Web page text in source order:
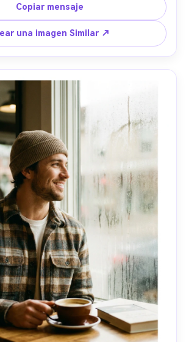
Canon EOS 3+50 mm sensación,
con gotas de lluvia bokeh, estado
textura de piel realista, reflejos
alta resolución- -ar 4:5
Copiar mensaje
una imagen Similar ↗